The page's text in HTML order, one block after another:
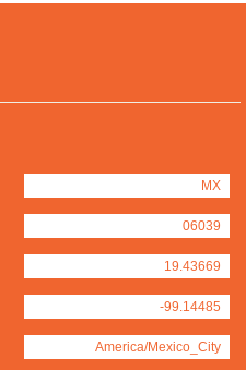
MX
06039
19.43669
-99.14485
America/Mexico_City